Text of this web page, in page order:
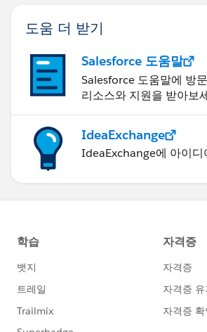
도움 더 받기
Salesforce 도움말
Salesforce 도움말에 방
리소스와 지원을 받아보
IdeaExchange
IdeaExchange에 아이디